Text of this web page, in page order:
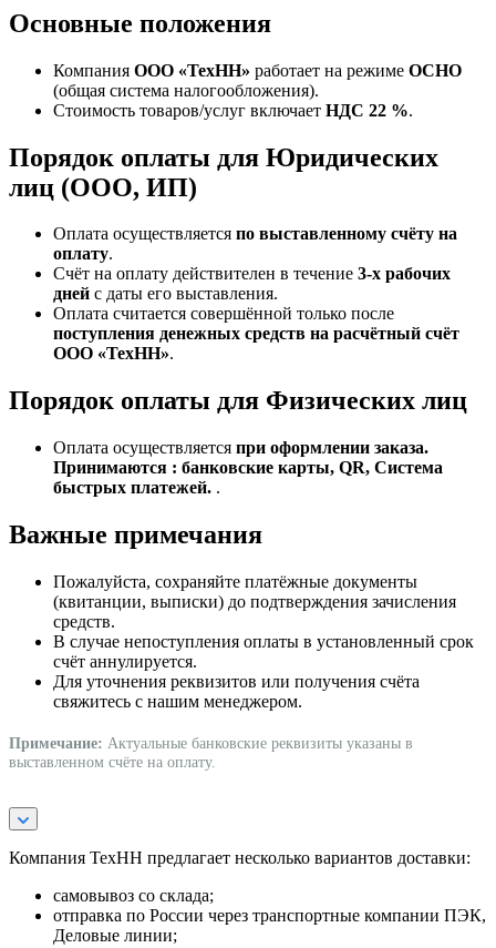
Основные положения
Компания ООО «ТехНН» работает на режиме ОСНО
(общая система налогообложения).
Стоимость товаров/услуг включает НДС 22 %.
Порядок оплаты для Юридических
лиц (ООО, ИП)
Оплата осуществляется по выставленному счёту на
оплату.
Счёт на оплату действителен в течение 3‑х рабочих
дней с даты его выставления.
Оплата считается совершённой только после
поступления денежных средств на расчётный счёт
ООО «ТехНН».
Порядок оплаты для Физических лиц
Оплата осуществляется при оформлении заказа.
Принимаются : банковские карты, QR, Система
быстрых платежей. .
Важные примечания
Пожалуйста, сохраняйте платёжные документы
(квитанции, выписки) до подтверждения зачисления
средств.
В случае непоступления оплаты в установленный срок
счёт аннулируется.
Для уточнения реквизитов или получения счёта
свяжитесь с нашим менеджером.
Примечание: Актуальные банковские реквизиты указаны в
выставленном счёте на оплату.
Компания ТехНН предлагает несколько вариантов доставки:
самовывоз со склада;
отправка по России через транспортные компании ПЭК,
Деловые линии;